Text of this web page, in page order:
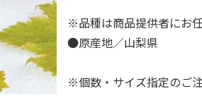
※品種は商品提供者にお任
●原産地／山梨県
※個数・サイズ指定のご